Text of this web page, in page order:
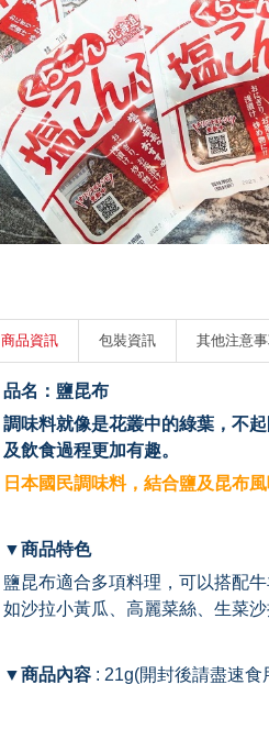
商品資訊 包裝資訊 其他注意
品名：鹽昆布
調味料就像是花叢中的綠葉，不
及飲食過程更加有趣。
日本國民調味料，結合鹽及昆布
▼商品特色
鹽昆布適合多項料理，可以搭配
如沙拉小黃瓜、高麗菜絲、生菜
▼商品內容 : 21g(開封後請盡速食